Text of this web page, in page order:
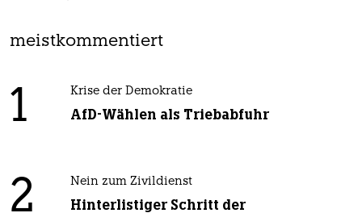
meistkommentiert
1 Krise der Demokratie
AfD-Wählen als Triebabfuhr
2 Nein zum Zivildienst
Hinterlistiger Schritt der